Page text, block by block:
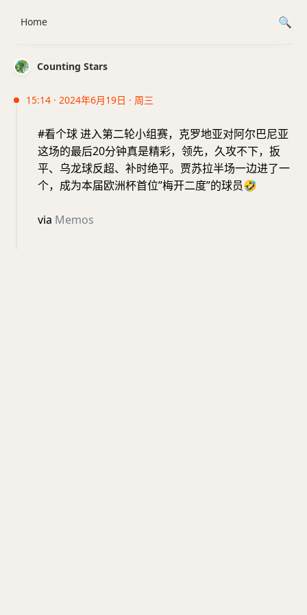
Counting Stars
15:14 · 2024年6月19日 · 周三
#看个球 进入第二轮小组赛，克罗地亚对阿尔巴尼亚
这场的最后20分钟真是精彩，领先，久攻不下，扳
平、乌龙球反超、补时绝平。贾苏拉半场一边进了一
个，成为本届欧洲杯首位”梅开二度”的球员🤣
via Memos
Home